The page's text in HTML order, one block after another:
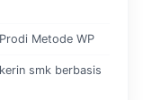
Metode WP
smk berbasis